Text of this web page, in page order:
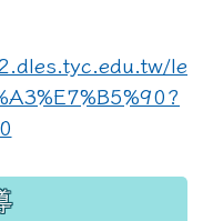
to https://